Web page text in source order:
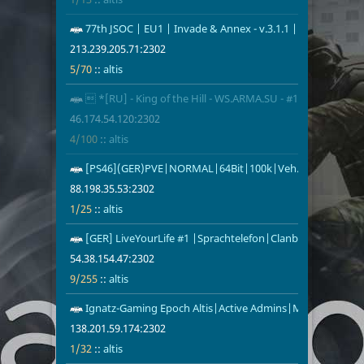
77th JSOC | EU1 | Invade & Annex - v.3.1.1 | BATCOM
213.239.205.71:2302
5/70 :: altis
5/70
altis
 *[RU] - King of the Hill - WS.ARMA.SU - #1 - Infantry
46.174.54.120:2302
4/100 :: altis
4/100
88.198.35.53:2302
1/25 :: altis
1/25
altis
[GER] LiveYourLife #1 |Sprachtelefon|Clanbase|Quest|
54.38.154.47:2302
9/255 :: altis
9/255
altis
Ignatz-Gaming Epoch Altis|Active
138.201.59.174:2302
1/32 :: altis
1/32
altis